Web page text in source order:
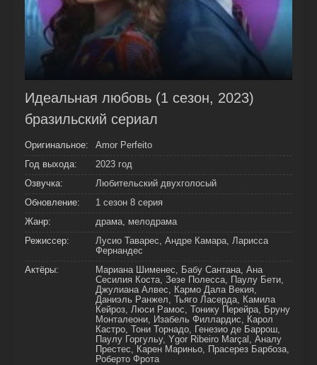
Идеальная любовь (1 сезон, 2023)
бразильский сериал
Оригинальное:
Amor Perfeito
Год выхода:
2023 год
Озвучка:
Любительский двухголосый
Обновление:
1 сезон 8 серия
Жанр:
драма, мелодрама
Режиссер:
Лусио Таварес, Андре Камара, Ларисса
Фернандес
Актёры:
Мариана Шименес, Бабу Сантана, Ана
Сесилия Коста, Зезе Полесса, Паулу Бети,
Джулиана Алвес, Кармо Дала Векия,
Даниэль Ранжел, Тьяго Ласерда, Камила
Кейроз, Люси Рамос, Тонику Перейра, Бруну
Монталеони, Изабель Филлардис, Карол
Кастро, Тони Торнадо, Генезио де Баррош,
Паулу Горгульу, Ygor Ribeiro Marçal, Аналу
Престес, Карен Мариньо, Прасерез Барбоза,
Роберто Фрота